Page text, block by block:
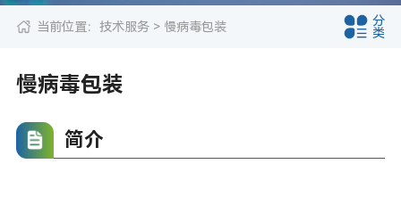
当前位置： 技术服务> 慢病毒包装
分
类
慢病毒包装
简介